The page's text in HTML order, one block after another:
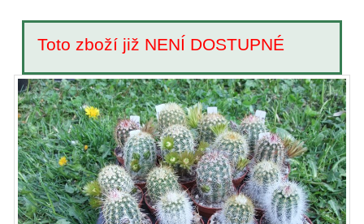
Toto zboží již NENÍ DOSTUPNÉ